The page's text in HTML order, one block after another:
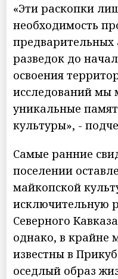
«Эти раскопки
необходимость
предварительных
разведок до
освоения
исследований мы
уникальные
культуры», -
Самые ранние
поселении
майкопской
исключительную
Северного
однако, в крайне
известны в
оседлый образ